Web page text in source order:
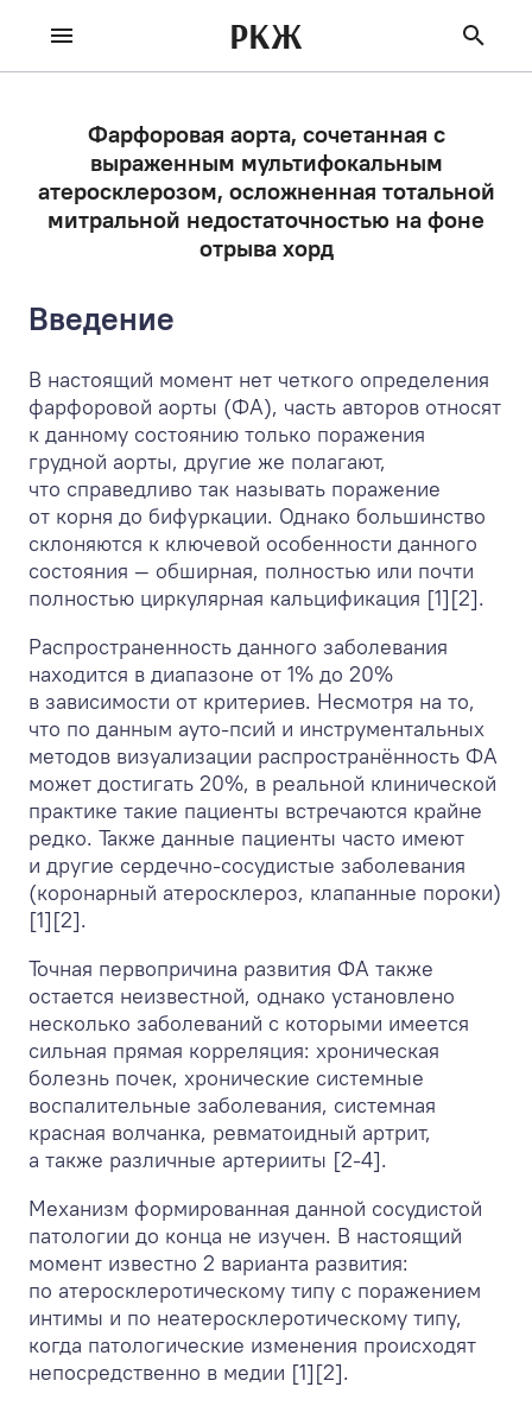
РКЖ
Фарфоровая аорта, сочетанная с
выраженным мультифокальным
атеросклерозом, осложненная тотальной
митральной недостаточностью на фоне
отрыва хорд
Введение
В настоящий момент нет четкого определения
фарфоровой аорты (ФА), часть авторов относят
к данному состоянию только поражения
грудной аорты, другие же полагают,
что справедливо так называть поражение
от корня до бифуркации. Однако большинство
склоняются к ключевой особенности данного
состояния — обширная, полностью или почти
полностью циркулярная кальцификация [1][2].
Распространенность данного заболевания
находится в диапазоне от 1% до 20%
в зависимости от критериев. Несмотря на то,
что по данным ауто-псий и инструментальных
методов визуализации распространённость ФА
может достигать 20%, в реальной клинической
практике такие пациенты встречаются крайне
редко. Также данные пациенты часто имеют
и другие сердечно-сосудистые заболевания
(коронарный атеросклероз, клапанные пороки)
[1][2].
Точная первопричина развития ФА также
остается неизвестной, однако установлено
несколько заболеваний с которыми имеется
сильная прямая корреляция: хроническая
болезнь почек, хронические системные
воспалительные заболевания, системная
красная волчанка, ревматоидный артрит,
а также различные артерииты [2-4].
Механизм формированная данной сосудистой
патологии до конца не изучен. В настоящий
момент известно 2 варианта развития:
по атеросклеротическому типу с поражением
интимы и по неатеросклеротическому типу,
когда патологические изменения происходят
непосредственно в медии [1][2].